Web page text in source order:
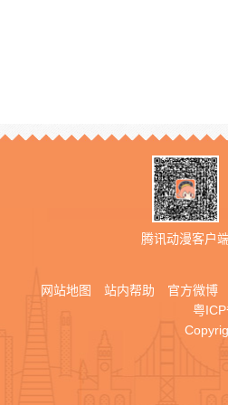
腾讯动漫客户
网站地图 站内帮助 官方微博
粤